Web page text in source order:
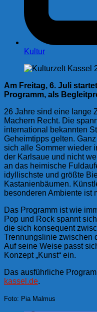
Kultur
Am Freitag, 6. Juli
Programm, als
26 Jahre sind eine lange
Machern Recht. Die
international bekannten
Geheimtipps gelten.
sich alle Sommer wieder
der Karlsaue und nicht
an das heimische
idyllischste und größte
Kastanienbäumen.
besonderen Ambiente ist
Das Programm ist wie
Pop und Rock spannt
die sich konsequent
Trennungslinie zwischen
Auf seine Weise passt
Konzept „Kunst“ ein.
Das ausführliche
kassel.de.
Foto: Pia Malmus